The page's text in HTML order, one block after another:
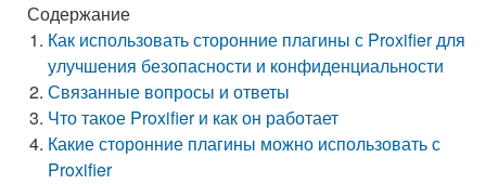
Содержание
Как использовать сторонние плагины с Proxifier для
улучшения безопасности и конфиденциальности
Связанные вопросы и ответы
Что такое Proxifier и как он работает
Какие сторонние плагины можно использовать с
Proxifier